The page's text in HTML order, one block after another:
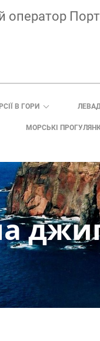
оператор
В ГОРИ
МОРСЬКІ